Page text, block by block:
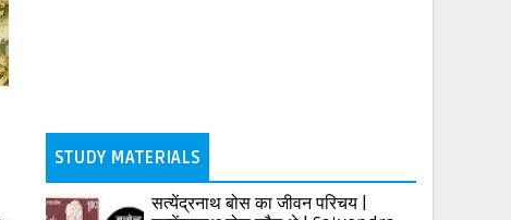
STUDY MATERIALS
सत्येंद्रनाथ बोस का जीवन परिचय |